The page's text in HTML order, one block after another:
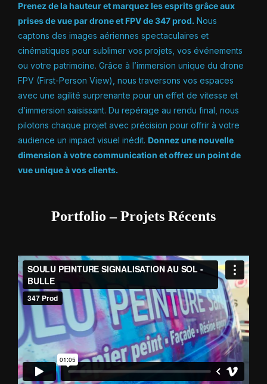
Prenez de la hauteur et marquez les esprits grâce aux
prises de vue par drone et FPV de 347 prod. Nous
captons des images aériennes spectaculaires et
cinématiques pour sublimer vos projets, vos événements
ou votre patrimoine. Grâce à l’immersion unique du drone
FPV (First-Person View), nous traversons vos espaces
avec une agilité surprenante pour un effet de vitesse et
d’immersion saisissant. Du repérage au rendu final, nous
pilotons chaque projet avec précision pour offrir à votre
audience un impact visuel inédit. Donnez une nouvelle
dimension à votre communication et offrez un point de
vue unique à vos clients.
Portfolio – Projets Récents